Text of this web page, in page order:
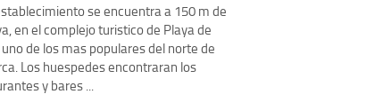
se encuentra a 150 m de
en el complejo turistico de Playa de
de los mas populares del norte de
Los huespedes encontraran los
y bares ...